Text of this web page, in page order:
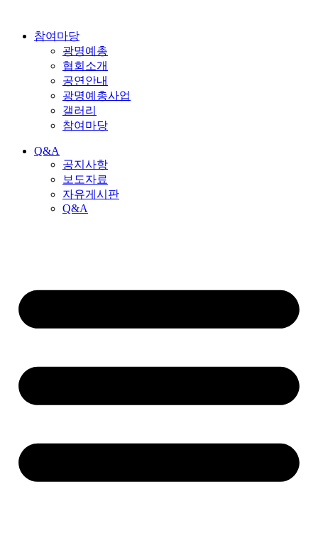
참여마당
광명예총
협회소개
공연안내
광명예총사업
갤러리
참여마당
Q&A
공지사항
보도자료
자유게시판
Q&A